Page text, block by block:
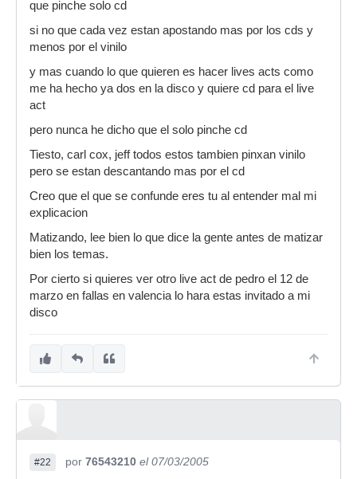
que pinche solo cd
si no que cada vez estan apostando mas por los cds y
menos por el vinilo
y mas cuando lo que quieren es hacer lives acts como
me ha hecho ya dos en la disco y quiere cd para el live
act
pero nunca he dicho que el solo pinche cd
Tiesto, carl cox, jeff todos estos tambien pinxan vinilo
pero se estan descantando mas por el cd
Creo que el que se confunde eres tu al entender mal mi
explicacion
Matizando, lee bien lo que dice la gente antes de matizar
bien los temas.
Por cierto si quieres ver otro live act de pedro el 12 de
marzo en fallas en valencia lo hara estas invitado a mi
disco
#22 por 76543210 el 07/03/2005